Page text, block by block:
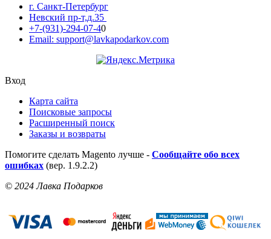
г. Санкт-Петербург
Невский пр-т,д.35
+7-(931)-294-07-40
Email: support@lavkapodarkov.com
Вход
Карта сайта
Поисковые запросы
Расширенный поиск
Заказы и возвраты
Помогите сделать Magento лучше - Сообщайте обо всех
ошибках (вер. 1.9.2.2)
© 2024 Лавка Подарков